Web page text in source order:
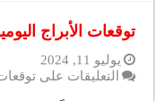
توقعات الأبراج اليومية 11
يوليو 11, 2024
التعليقات على توقعات